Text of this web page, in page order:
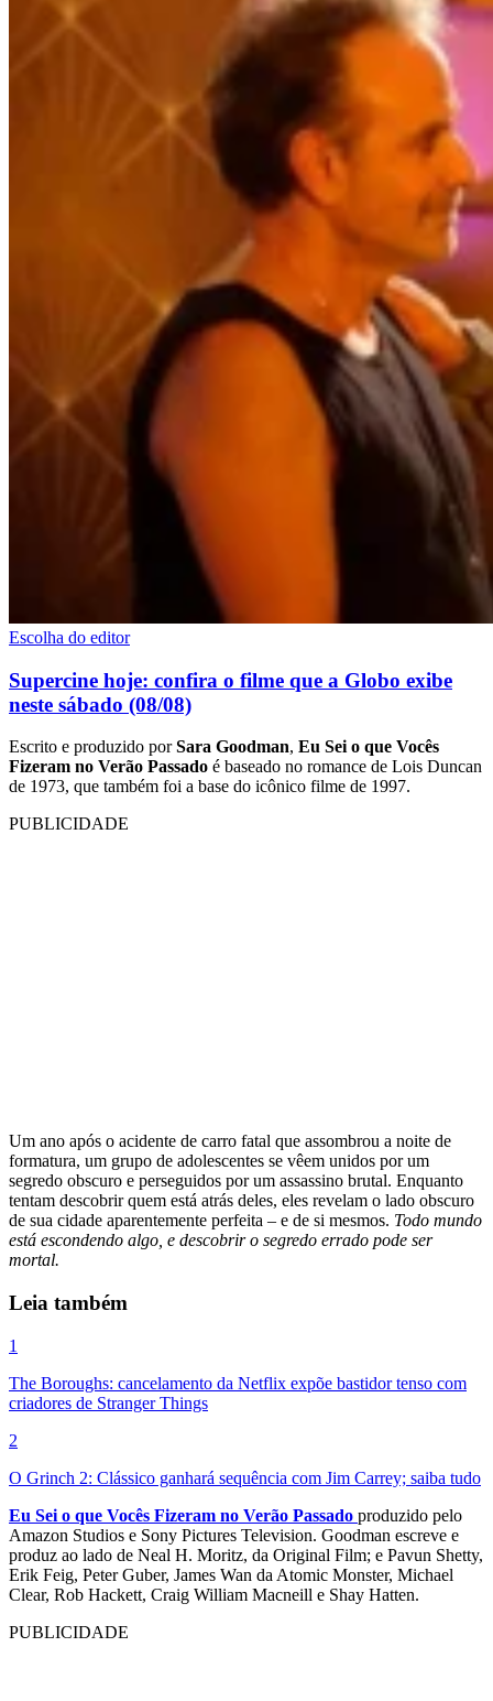
Escolha do editor
Supercine hoje: confira o filme que a Globo exibe
neste sábado (08/08)
Escrito e produzido porSara Goodman, Eu Sei o que Vocês
Fizeram no Verão Passado é baseado no romance de Lois Duncan
de 1973, que também foi a base do icônico filme de 1997.
PUBLICIDADE
Um ano após o acidente de carro fatal que assombrou a noite de
formatura, um grupo de adolescentes se vêem unidos por um
segredo obscuro e perseguidos por um assassino brutal. Enquanto
tentam descobrir quem está atrás deles, eles revelam o lado obscuro
de sua cidade aparentemente perfeita – e de si mesmos. Todo mundo
está escondendo algo, e descobrir o segredo errado pode ser
mortal.
Leia também
1
The Boroughs: cancelamento da Netflix expõe bastidor tenso com
criadores de Stranger Things
2
O Grinch 2: Clássico ganhará sequência com Jim Carrey; saiba tudo
Eu Sei o que Vocês Fizeram no Verão Passado produzido pelo
Amazon Studios e Sony Pictures Television. Goodman escreve e
produz ao lado de Neal H. Moritz, da Original Film; e Pavun Shetty,
Erik Feig, Peter Guber, James Wan da Atomic Monster, Michael
Clear, Rob Hackett, Craig William Macneill e Shay Hatten.
PUBLICIDADE